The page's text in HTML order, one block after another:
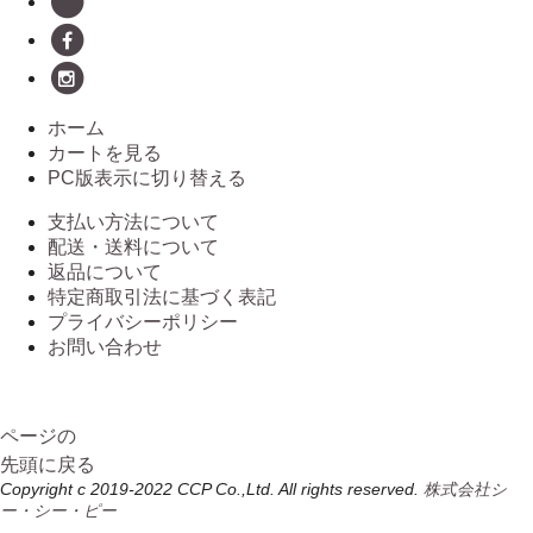
ホーム
カートを見る
PC版表示に切り替える
支払い方法について
配送・送料について
返品について
特定商取引法に基づく表記
プライバシーポリシー
お問い合わせ
ページの
先頭に戻る
Copyright c 2019-2022 CCP Co.,Ltd. All rights reserved. 株式会社シ
ー・シー・ピー